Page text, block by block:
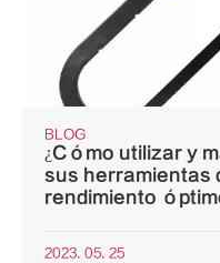
BLOG
¿Cómo utilizar y
sus herramientas
rendimiento
2023. 05. 25